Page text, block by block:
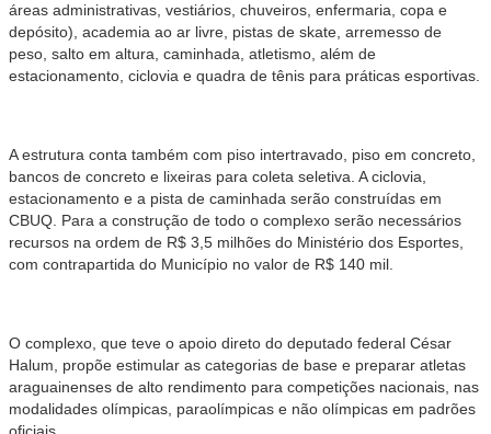
áreas administrativas, vestiários, chuveiros, enfermaria, copa e
depósito), academia ao ar livre, pistas de skate, arremesso de
peso, salto em altura, caminhada, atletismo, além de
estacionamento, ciclovia e quadra de tênis para práticas esportivas.
A estrutura conta também com piso intertravado, piso em concreto,
bancos de concreto e lixeiras para coleta seletiva. A ciclovia,
estacionamento e a pista de caminhada serão construídas em
CBUQ. Para a construção de todo o complexo serão necessários
recursos na ordem de R$ 3,5 milhões do Ministério dos Esportes,
com contrapartida do Município no valor de R$ 140 mil.
O complexo, que teve o apoio direto do deputado federal César
Halum, propõe estimular as categorias de base e preparar atletas
araguainenses de alto rendimento para competições nacionais, nas
modalidades olímpicas, paraolímpicas e não olímpicas em padrões